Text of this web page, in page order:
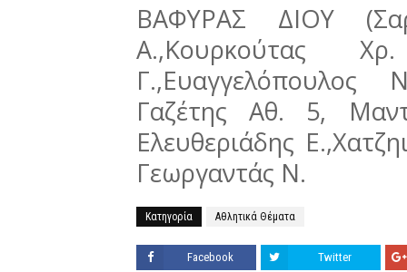
ΒΑΦΥΡΑΣ ΔΙΟΥ
Α.,Κουρκούτας
Γ.,Ευαγγελόπουλος
Γαζέτης Αθ. 5,
Ελευθεριάδης
Γεωργαντάς Ν.
Κατηγορία Αθλητικά Θέματα
Facebook Twitter